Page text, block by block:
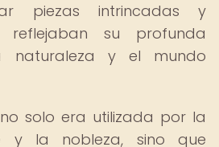
piezas intrincadas y
su profunda
naturaleza y el mundo
solo era utilizada por la
y la nobleza, sino que